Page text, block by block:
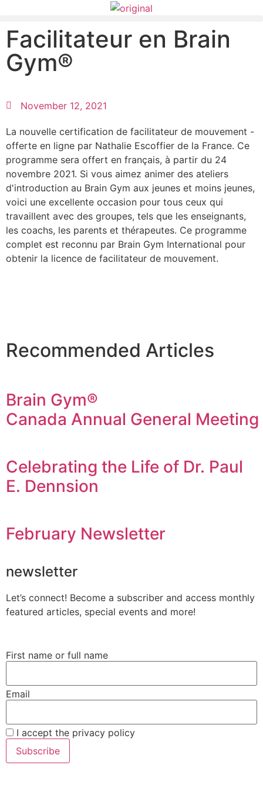
Facilitateur en Brain
Gym®
November 12, 2021
La nouvelle certification de facilitateur de mouvement -
offerte en ligne par Nathalie Escoffier de la France. Ce
programme sera offert en français, à partir du 24
novembre 2021. Si vous aimez animer des ateliers
d'introduction au Brain Gym aux jeunes et moins jeunes,
voici une excellente occasion pour tous ceux qui
travaillent avec des groupes, tels que les enseignants,
les coachs, les parents et thérapeutes. Ce programme
complet est reconnu par Brain Gym International pour
obtenir la licence de facilitateur de mouvement.
Recommended Articles
Brain Gym®
Canada Annual General Meeting
Celebrating the Life of Dr. Paul
E. Dennsion
February Newsletter
newsletter
Let’s connect! Become a subscriber and access monthly
featured articles, special events and more!
First name or full name
Email
I accept the privacy policy